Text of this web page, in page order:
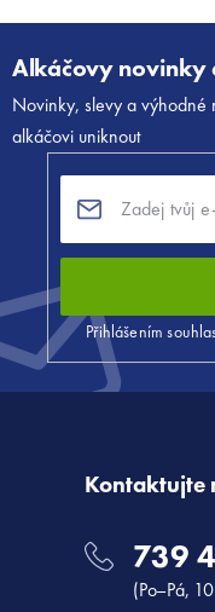
Alkáčovy novinky
Novinky, slevy a výhodné
alkáčovi uniknout
Přihlášením
Kontaktujte
739
(Po–Pá,